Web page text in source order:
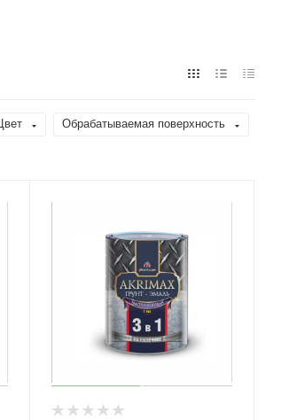
Обрабатываемая поверхность